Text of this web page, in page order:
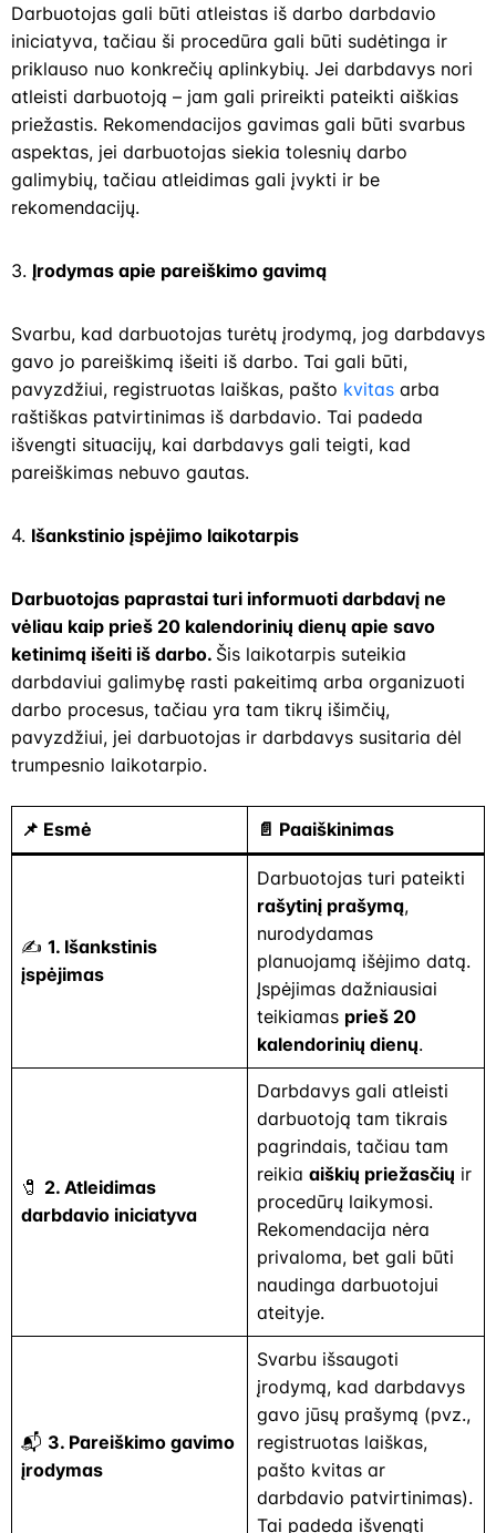
Darbuotojas gali būti atleistas iš darbo darbdavio
iniciatyva, tačiau ši procedūra gali būti sudėtinga ir
priklauso nuo konkrečių aplinkybių. Jei darbdavys nori
atleisti darbuotoją – jam gali prireikti pateikti aiškias
priežastis. Rekomendacijos gavimas gali būti svarbus
aspektas, jei darbuotojas siekia tolesnių darbo
galimybių, tačiau atleidimas gali įvykti ir be
rekomendacijų.
3. Įrodymas apie pareiškimo gavimą
Svarbu, kad darbuotojas turėtų įrodymą, jog darbdavys
gavo jo pareiškimą išeiti iš darbo. Tai gali būti,
pavyzdžiui, registruotas laiškas, pašto kvitas arba
raštiškas patvirtinimas iš darbdavio. Tai padeda
išvengti situacijų, kai darbdavys gali teigti, kad
pareiškimas nebuvo gautas.
4. Išankstinio įspėjimo laikotarpis
Darbuotojas paprastai turi informuoti darbdavį ne
vėliau kaip prieš 20 kalendorinių dienų apie savo
ketinimą išeiti iš darbo. Šis laikotarpis suteikia
darbdaviui galimybę rasti pakeitimą arba organizuoti
darbo procesus, tačiau yra tam tikrų išimčių,
pavyzdžiui, jei darbuotojas ir darbdavys susitaria dėl
trumpesnio laikotarpio.
📌 Esmė 📄 Paaiškinimas
✍️ 1. Išankstinis
įspėjimas
Darbuotojas turi pateikti
rašytinį prašymą,
nurodydamas
planuojamą išėjimo datą.
Įspėjimas dažniausiai
teikiamas prieš 20
kalendorinių dienų.
🧷 2. Atleidimas
darbdavio iniciatyva
Darbdavys gali atleisti
darbuotoją tam tikrais
pagrindais, tačiau tam
reikia aiškių priežasčių ir
procedūrų laikymosi.
Rekomendacija nėra
privaloma, bet gali būti
naudinga darbuotojui
ateityje.
📬 3. Pareiškimo gavimo
įrodymas
Svarbu išsaugoti
įrodymą, kad darbdavys
gavo jūsų prašymą (pvz.,
registruotas laiškas,
pašto kvitas ar
darbdavio patvirtinimas).
Tai padeda išvengti